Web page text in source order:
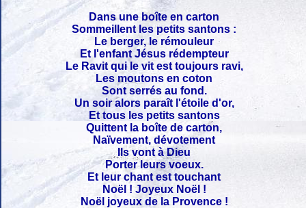
Dans une boîte en carton
Sommeillent les petits santons :
Le berger, le rémouleur
Et l'enfant Jésus rédempteur
Le Ravit qui le vit est toujours ravi,
Les moutons en coton
Sont serrés au fond.
Un soir alors paraît l'étoile d'or,
Et tous les petits santons
Quittent la boîte de carton,
Naïvement, dévotement
Ils vont à Dieu
Porter leurs voeux.
Et leur chant est touchant
Noël ! Joyeux Noël !
Noël joyeux de la Provence !